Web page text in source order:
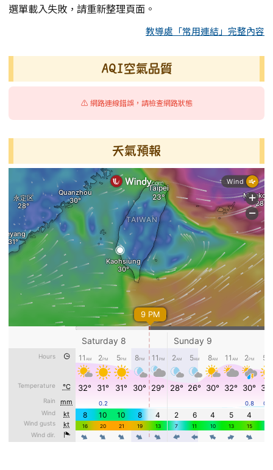
選單載入失敗，請重新整理頁面。
教導處「常用連結」完整內容
AQI空氣品質
⚠️ 網路連線錯誤，請檢查網路狀態
天氣預報